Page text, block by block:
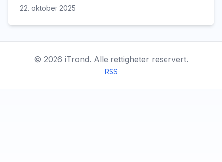
22. oktober 2025
© 2026 iTrond. Alle rettigheter reservert.
RSS